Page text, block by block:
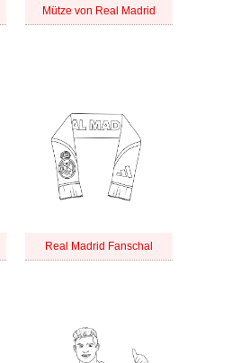
Mütze von Real Madrid
Real Madrid Fanschal